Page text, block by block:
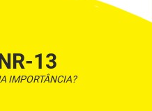
DE AR INDUSTRIAL SCHULZ
INDUSTRIAIS
13
IMPORTÂNCIA?